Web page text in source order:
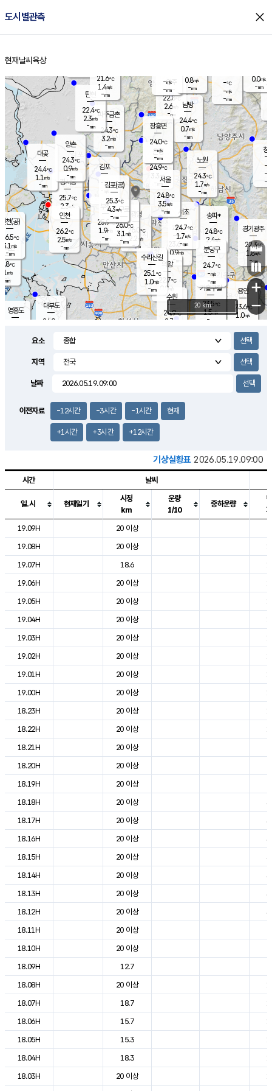
도시별관측 close
홈
현재날씨 육상
의도
℃
m/s
mm
영흥도
양주
22.8℃
2.6
-mm
과천
23.6℃
0.9m/s
- mm
용인
23.6℃
1.0m/s
경기광주
22.3℃
1.8m/s
-mm
1.0m/s
대부도
24.0
경서동
25.7℃
2.3 m/s
-mm
파주금촌
24.3℃
3.2m/s
-mm
-℃
-m/s
-mm
대곶
24.4℃
1.1 m/s
-mm
창
-
-m/
-
탄현
22.4℃
2.3m/s
-mm
0.0m/s
-mm
의왕
22.7℃
0.0m/s
mm
김포
- ℃
-m/s
mm
광명
26.0
℃
2.2 m/s
-mm
부천
25.9℃
1.9m/s
-mm
양촌
24.3℃
0.9m/s
-mm
구로
26.0℃
3.1 m/s
-mm
은평
24.9℃
3.3 m/s
- mm
노원
24.3℃
1.7m/s
-mm
송파*
24.8℃
2.4m/s
-mm
서초
24.7℃
1.7m/s
-mm
남방
24.4℃
0.7m/s
-mm
기흥구갈
23.5℃
1.5m/s
-
수리산길
25.1℃
1.0m/s
-mm
분당구
24.7℃
-m/s
-mm
장흥면
24.0℃
-m/s
-mm
-m/s
-mm
인천(공)
26.5℃
3.1 m/s
-mm
김포(공)
25.3℃
4.3m/s
-mm
수원
24.9℃
2.7 m/s
인천
26.2℃
2.5m/s
-mm
서울
24.8℃
3.5m/s
-mm
21.6℃
1.4m/s
-mm
0.8m/s
-mm
+
−
20 km
요소
지역
날짜
이전자료 -12시간 -3시간 -1시간 현재
+1시간 +3시간 +12시간
기상실황표 2026.05.19.09:00
도시별 기상실황표로 지점, 날씨, 기온, 강수, 바람, 기압등을 안내한 표입
시간 날씨
일.시 현재일기
시정
km
운량
1/10
중하운량
19.09H
20 이상
19.08H
20 이상
19.07H
18.6
19.06H
20 이상
19.05H
20 이상
19.04H
20 이상
19.03H
20 이상
19.02H
20 이상
19.01H
20 이상
19.00H
20 이상
18.23H
20 이상
18.22H
20 이상
18.21H
20 이상
18.20H
20 이상
18.19H
20 이상
18.18H
20 이상
18.17H
20 이상
18.16H
20 이상
18.15H
20 이상
18.14H
20 이상
18.13H
20 이상
18.12H
20 이상
18.11H
20 이상
18.10H
20 이상
18.09H
12.7
18.08H
20 이상
18.07H
18.7
18.06H
15.7
18.05H
15.3
18.04H
18.3
18.03H
20 이상